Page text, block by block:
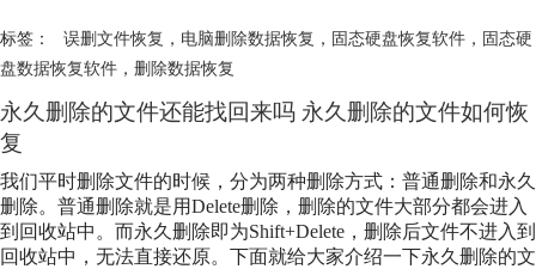
标签： 误删文件恢复 ， 电脑删除数据恢复 ， 固态硬盘恢复软件， 固态硬
盘数据恢复软件 ， 删除数据恢复
永久删除的文件还能找回来吗 永久删除的文件如何恢
复
我们平时删除文件的时候，分为两种删除方式：普通删除和永久
删除。普通删除就是用Delete删除，删除的文件大部分都会进入
到回收站中。而永久删除即为Shift+Delete，删除后文件不进入到
回收站中，无法直接还原。下面就给大家介绍一下永久删除的文